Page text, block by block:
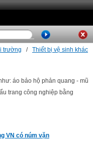
trường / Thiết bị vệ sinh khác
áo bảo hộ phản quang - mũ
trang công nghiệp bằng
VN có núm vặn